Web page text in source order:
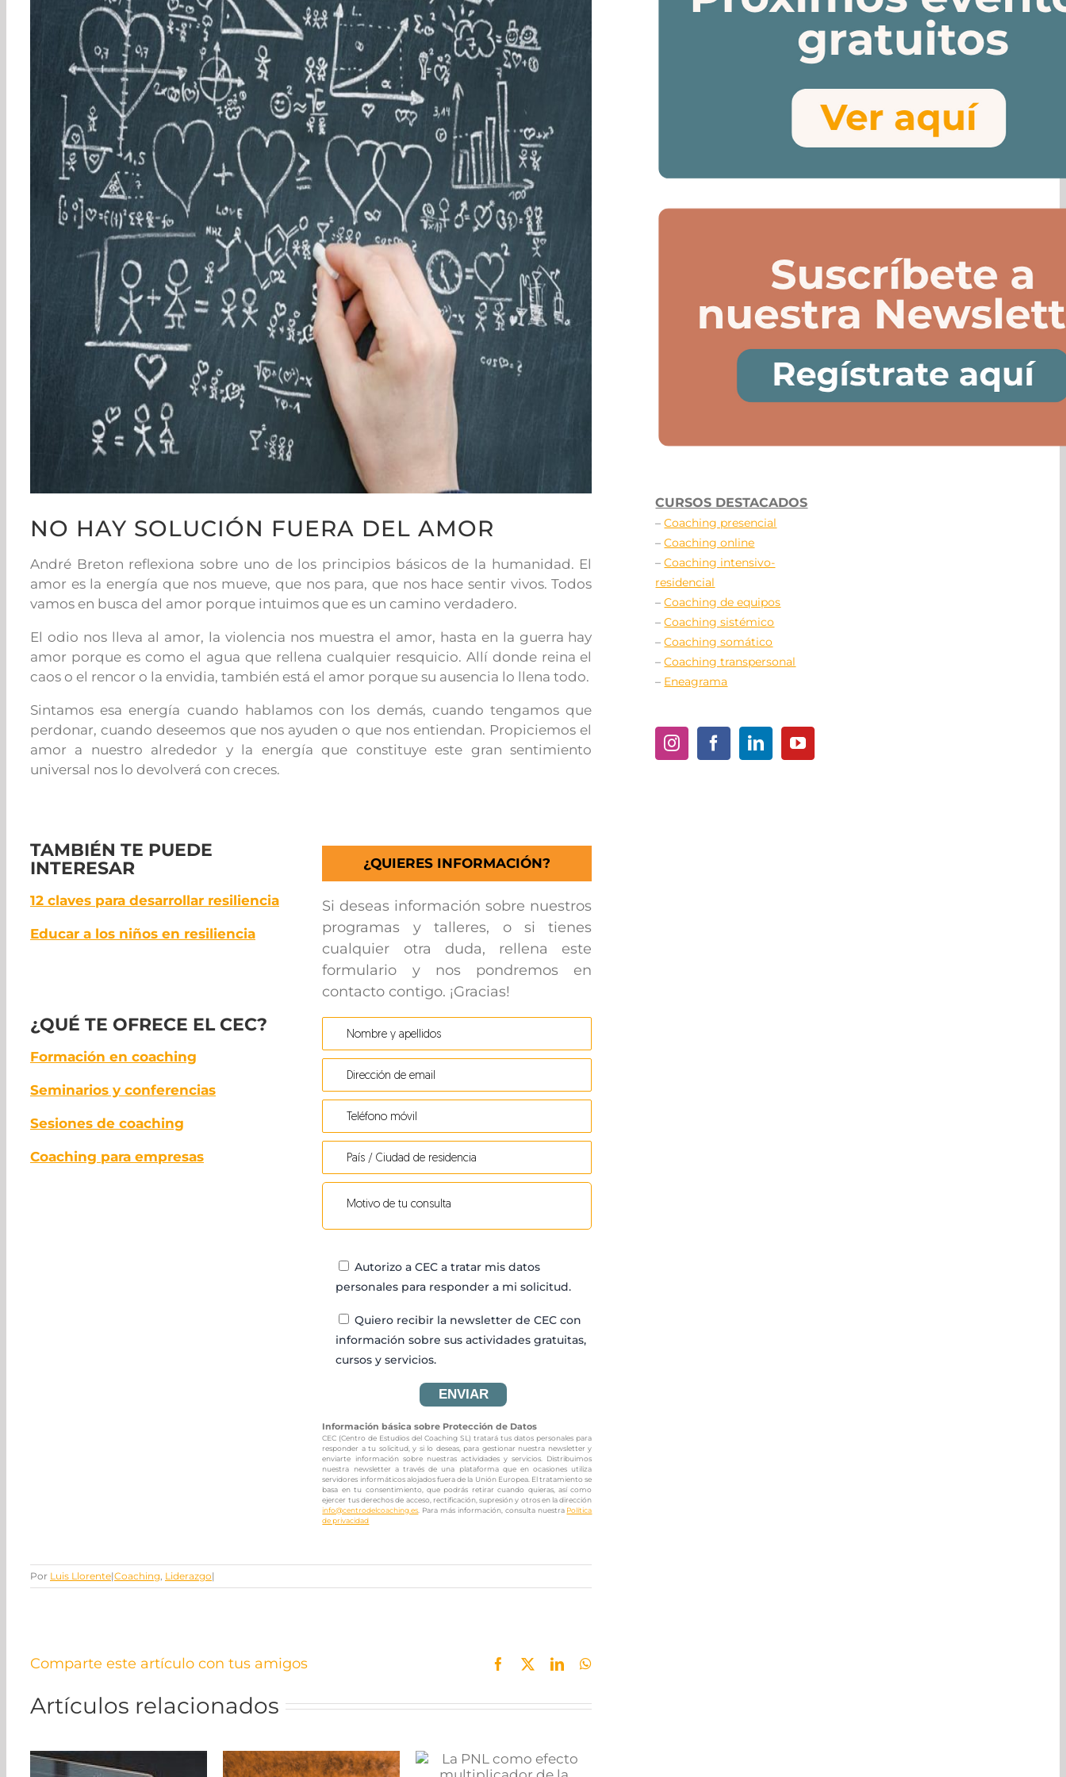
NO HAY SOLUCIÓN FUERA DEL AMOR
André Breton reflexiona sobre uno de los principios básicos de la humanidad. El
amor es la energía que nos mueve, que nos para, que nos hace sentir vivos. Todos
vamos en busca del amor porque intuimos que es un camino verdadero.
El odio nos lleva al amor, la violencia nos muestra el amor, hasta en la guerra hay
amor porque es como el agua que rellena cualquier resquicio. Allí donde reina el
caos o el rencor o la envidia, también está el amor porque su ausencia lo llena todo.
Sintamos esa energía cuando hablamos con los demás, cuando tengamos que
perdonar, cuando deseemos que nos ayuden o que nos entiendan. Propiciemos el
amor a nuestro alrededor y la energía que constituye este gran sentimiento
universal nos lo devolverá con creces.
TAMBIÉN TE PUEDE
INTERESAR
12 claves para desarrollar resiliencia
Educar a los niños en resiliencia
¿QUÉ TE OFRECE EL CEC?
Formación en coaching
Seminarios y conferencias
Sesiones de coaching
Coaching para empresas
¿QUIERES INFORMACIÓN?
Si deseas información sobre nuestros
programas y talleres, o si tienes
cualquier otra duda, rellena este
formulario y nos pondremos en
contacto contigo. ¡Gracias!
Autorizo a CEC a tratar mis datos
personales para responder a mi solicitud.
Quiero recibir la newsletter de CEC con
información sobre sus actividades gratuitas,
cursos y servicios.
Información básica sobre Protección de Datos
CEC (Centro de Estudios del Coaching SL) tratará tus datos personales para
responder a tu solicitud, y si lo deseas, para gestionar nuestra newsletter y
enviarte información sobre nuestras actividades y servicios. Distribuimos
nuestra newsletter a través de una plataforma que en ocasiones utiliza
servidores informáticos alojados fuera de la Unión Europea. El tratamiento se
basa en tu consentimiento, que podrás retirar cuando quieras, así como
ejercer tus derechos de acceso, rectificación, supresión y otros en la dirección
info@centrodelcoaching.es . Para más información, consulta nuestra Política
de privacidad
Por Luis Llorente|Coaching, Liderazgo|
Comparte este artículo con tus amigos Facebook LinkedInWhatsApp
Artículos relacionados
CURSOS DESTACADOS
–Coaching presencial
–Coaching online
–Coaching intensivo-
residencial
–Coaching de equipos
–Coaching sistémico
–Coaching somático
–Coaching transpersonal
– Eneagrama